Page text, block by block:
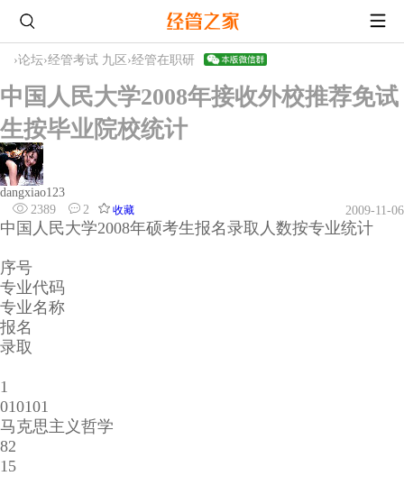
›论坛›经管考试 九区 ›经管在职研
中国人民大学2008年接收外校推荐免试
生按毕业院校统计
dangxiao123
2389
2 收藏 2009-11-06
中国人民大学2008年硕考生报名录取人数按专业统计
序号
专业代码
专业名称
报名
录取
1
010101
马克思主义哲学
82
15